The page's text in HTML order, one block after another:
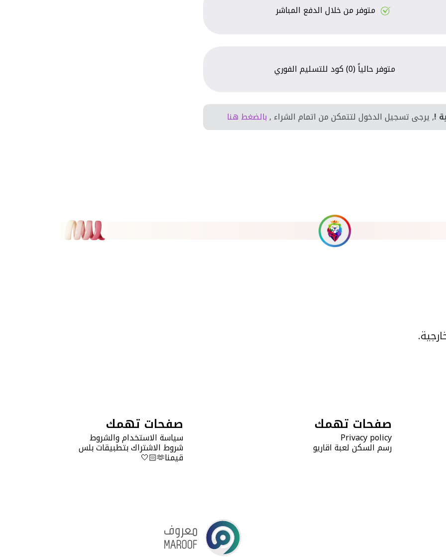
متوفر من خلال الدفع المباشر
متوفر حالياً (0) كود للتسليم الفوري
!, يرجى تسجيل الدخول لتتمكن من اتمام الشراء ,بالضغط هنا
صفحات تهمك
Privacy policy
رسم السكن لعبة اقاريو
صفحات تهمك
سياسة الاستخدام والشروط
شروط الاشتراك بتطبيقات بلس
قيمنا🫶🏻🤍